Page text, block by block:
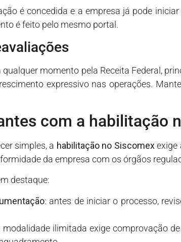
é concedida e a empresa já pode
é feito pelo mesmo portal.
momento pela Receita Federal,
expressivo nas operações.
com a habilitação
simples, a habilitação no Siscomexexige
da empresa com os órgãos
destaque:
: antes de iniciar o processo,
modalidade ilimitada exige comprovação